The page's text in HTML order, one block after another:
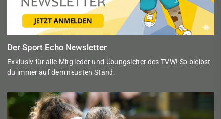
Der Sport Echo Newsletter
Exklusiv für alle Mitglieder und Übungsleiter des TVW! So bleibst
du immer auf dem neusten Stand.